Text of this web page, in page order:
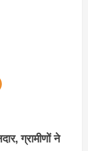
ग्रामीणों ने